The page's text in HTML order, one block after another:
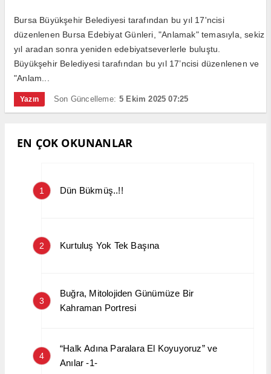
Bursa Büyükşehir Belediyesi tarafından bu yıl 17'ncisi
düzenlenen Bursa Edebiyat Günleri, "Anlamak" temasıyla, sekiz
yıl aradan sonra yeniden edebiyatseverlerle buluştu.
Büyükşehir Belediyesi tarafından bu yıl 17’ncisi düzenlenen ve
"Anlam...
Yazın Son Güncelleme: 5 Ekim 2025 07:25
EN ÇOK OKUNANLAR
1 Dün Bükmüş..!!
2 Kurtuluş Yok Tek Başına
3
Buğra, Mitolojiden Günümüze Bir
Kahraman Portresi
4
“Halk Adına Paralara El Koyuyoruz” ve
Anılar -1-